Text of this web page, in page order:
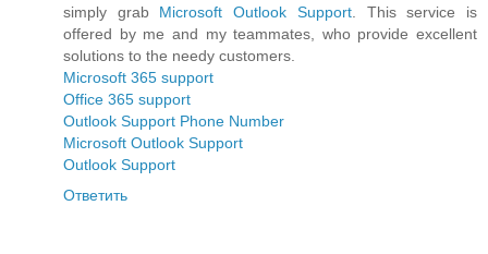
simply grab Microsoft Outlook Support. This service is
offered by me and my teammates, who provide excellent
solutions to the needy customers.
Microsoft 365 support
Office 365 support
Outlook Support Phone Number
Microsoft Outlook Support
Outlook Support
Ответить